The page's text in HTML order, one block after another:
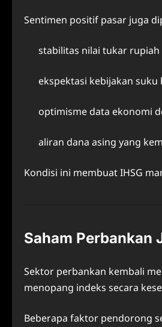
Sentimen positif pasar juga
stabilitas nilai tukar rupiah
ekspektasi kebijakan suku
optimisme data ekonomi
aliran dana asing yang
Kondisi ini membuat IHSG
Saham Perbankan
Sektor perbankan kembali
menopang indeks secara
Beberapa faktor pendorong